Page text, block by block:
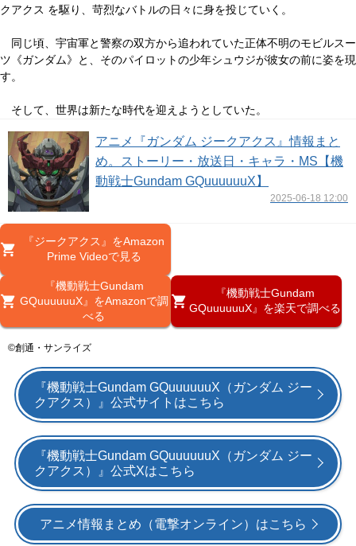
クアクス を駆り、苛烈なバトルの日々に身を投じていく。
同じ頃、宇宙軍と警察の双方から追われていた正体不明のモビルスー
ツ《ガンダム》と、そのパイロットの少年シュウジが彼女の前に姿を現
す。
そして、世界は新たな時代を迎えようとしていた。
アニメ『ガンダム ジークアクス』情報まと
め。ストーリー・放送日・キャラ・MS【機
動戦士Gundam GQuuuuuuX】
2025-06-18 12:00
『ジークアクス』をAmazon
Prime Videoで見る
『機動戦士Gundam
GQuuuuuuX』をAmazonで調
べる
『機動戦士Gundam
GQuuuuuuX』を楽天で調べる
©創通・サンライズ
『機動戦士Gundam GQuuuuuuX（ガンダム ジー
クアクス）』公式サイトはこちら
『機動戦士Gundam GQuuuuuuX（ガンダム ジー
クアクス）』公式Xはこちら
アニメ情報まとめ（電撃オンライン）はこちら